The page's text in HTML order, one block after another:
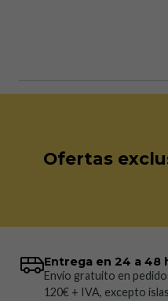
Ofertas
Entrega en 24 a 48
Envío gratuito en
120€ + IVA, excepto